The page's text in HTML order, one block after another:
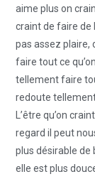
aime plus on
craint de faire de
pas assez plaire,
faire tout ce
tellement faire
redoute
L’être qu’on
regard il peut
plus désirable de
elle est plus